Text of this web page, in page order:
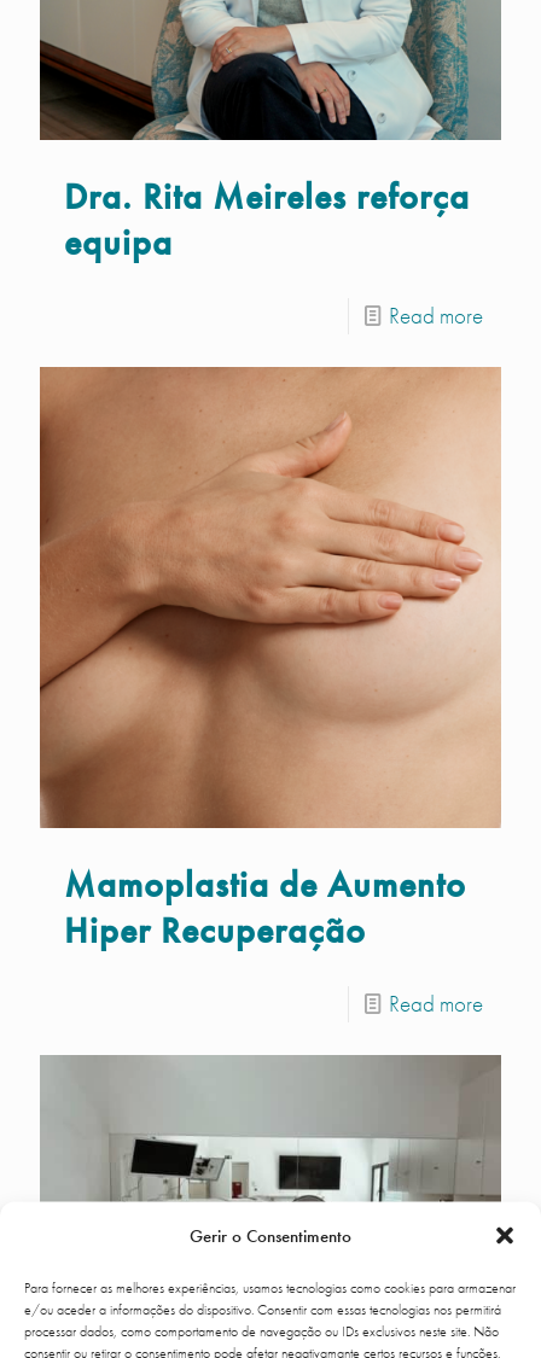
Gerir o Consentimento
Para fornecer as melhores experiências, usamos tecnologias como cookies para armazenar
e/ou aceder a informações do dispositivo. Consentir com essas tecnologias nos permitirá
processar dados, como comportamento de navegação ou IDs exclusivos neste site. Não
consentir ou retirar o consentimento pode afetar negativamante certos recursos e funções.
Dra. Rita Meireles reforça
equipa
Read more
Mamoplastia de Aumento
Hiper Recuperação
Read more